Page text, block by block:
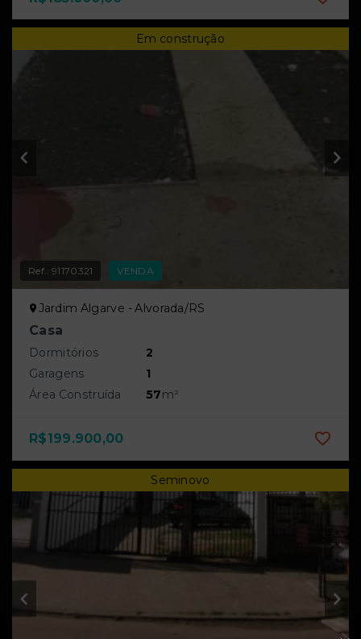
Em construção
Ref.:91170321 VENDA
Jardim Algarve - Alvorada/RS
Casa
Dormitórios
2
Garagens
1
Área Construída
57m²
R$199.900,00
Seminovo